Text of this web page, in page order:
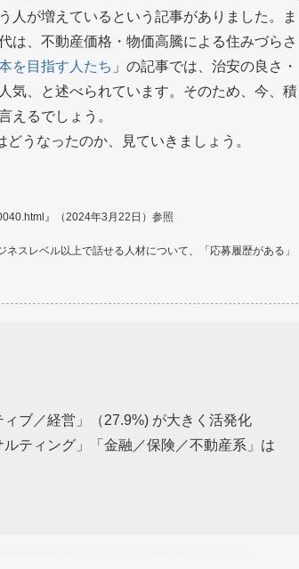
人が増えているという記事がありました。ま
は、不動産価格・物価高騰による住みづらさ
を目指す人たち 」の記事では、治安の良さ・
気、と述べられています。そのため、今、積
えるでしょう。
うなったのか、見ていきましょう。
』（2024年3月22日）参照
スレベル以上で話せる人材について、「応募履歴がある」
ブ／経営」（27.9%) が大きく活発化
ティング」「金融／保険／不動産系」は